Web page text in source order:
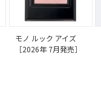
モノ ルック アイズ
［2026年 7月発売］